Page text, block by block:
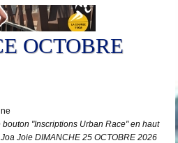
OCTOBRE
"Inscriptions Urban Race" en haut
Joie DIMANCHE 25 OCTOBRE 2026